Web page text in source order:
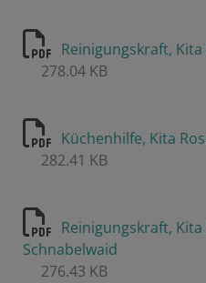
Reinigungskraft,
278.04 KB
Küchenhilfe, Kita
282.41 KB
Reinigungskraft,
Schnabelwaid
276.43 KB